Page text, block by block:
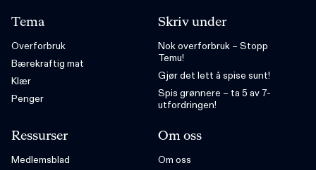
Tema
Overforbruk
Bærekraftig mat
Klær
Penger
Skriv under
Nok overforbruk – Stopp
Temu!
Gjør det lett å spise sunt!
Spis grønnere – ta 5 av 7-
utfordringen!
Ressurser
Medlemsblad
Om oss
Om oss